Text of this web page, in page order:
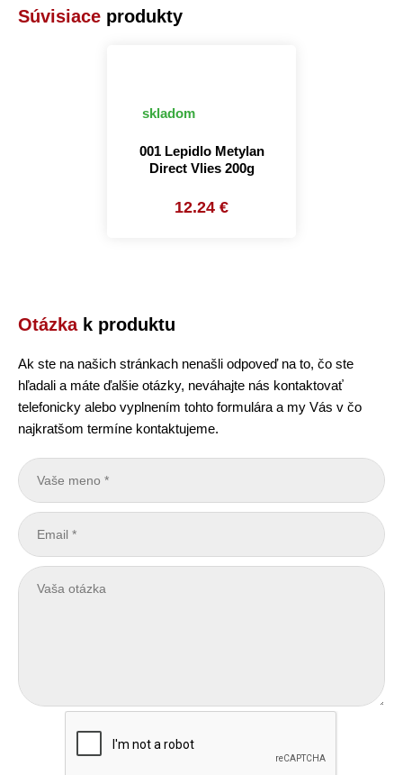
Súvisiace produkty
skladom
001 Lepidlo Metylan
Direct Vlies 200g
12.24 €
Otázkak produktu
Ak ste na našich stránkach nenašli odpoveď na to, čo ste
hľadali a máte ďalšie otázky, neváhajte nás kontaktovať
telefonicky alebo vyplnením tohto formulára a my Vás v čo
najkratšom termíne kontaktujeme.